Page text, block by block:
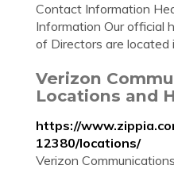
Contact Information
Information Our official
of Directors are located
Verizon
Locations and
https://
12380/locations/
Verizon